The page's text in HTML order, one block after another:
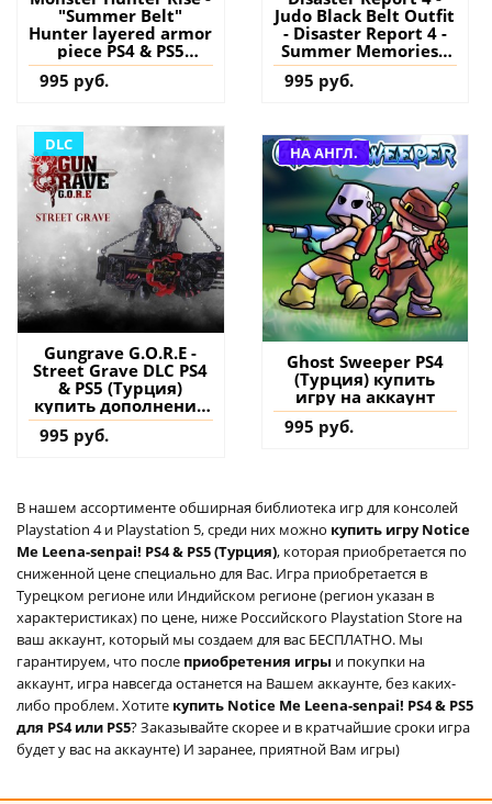
"Summer Belt"
Hunter layered armor
piece PS4 & PS5
(Турция) купить
дополнение на
995 руб.
Judo Black Belt Outfit
- Disaster Report 4 -
Summer Memories -
PS4 (Турция) купить
дополнение на
995 руб.
DLC
Gungrave G.O.R.E -
Street Grave DLC PS4
& PS5 (Турция)
купить дополнение
на аккаунт
995 руб.
НА АНГЛ.
Ghost Sweeper PS4
(Турция) купить
игру на аккаунт
995 руб.
В нашем ассортименте обширная библиотека игр для консолей
Playstation 4 и Playstation 5, среди них можно купить игру Notice
Me Leena-senpai! PS4 & PS5 (Турция), которая приобретается по
сниженной цене специально для Вас. Игра приобретается в
Турецком регионе или Индийском регионе (регион указан в
характеристиках) по цене, ниже Российского Playstation Store на
ваш аккаунт, который мы создаем для вас БЕСПЛАТНО. Мы
гарантируем, что после приобретения игры и покупки на
аккаунт, игра навсегда останется на Вашем аккаунте, без каких-
либо проблем. Хотите купить Notice Me Leena-senpai! PS4 & PS5
для PS4 или PS5? Заказывайте скорее и в кратчайшие сроки игра
будет у вас на аккаунте) И заранее, приятной Вам игры)